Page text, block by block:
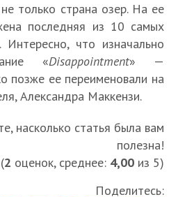
только страна озер. На ее
последняя из 10 самых
что изначально
«Disappointment» —
позже ее переименовали на
Александра Маккензи.
насколько статья была вам
полезна!
(2 оценок, среднее: 4,00 из 5)
Поделитесь: